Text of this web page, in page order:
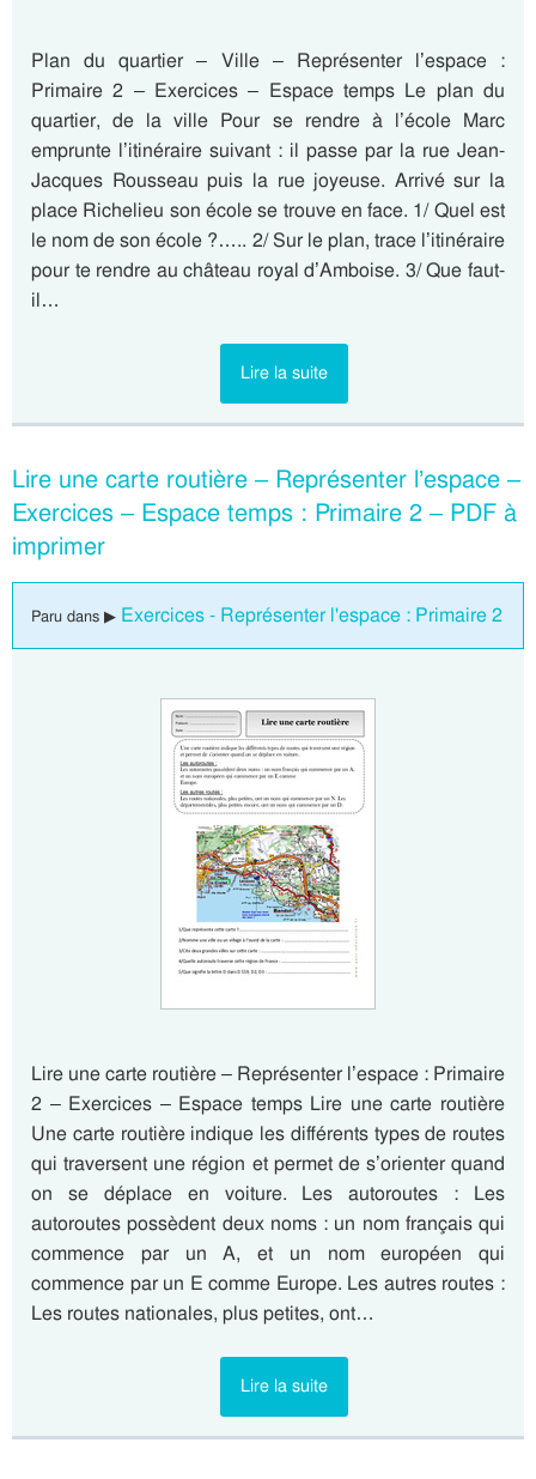
Plan du quartier – Ville – Représenter l’espace :
Primaire 2 – Exercices – Espace temps Le plan du
quartier, de la ville Pour se rendre à l’école Marc
emprunte l’itinéraire suivant : il passe par la rue Jean-
Jacques Rousseau puis la rue joyeuse. Arrivé sur la
place Richelieu son école se trouve en face. 1/ Quel est
le nom de son école ?….. 2/ Sur le plan, trace l’itinéraire
pour te rendre au château royal d’Amboise. 3/ Que faut-
il…
Lire la suite
Lire une carte routière – Représenter l’espace –
Exercices – Espace temps : Primaire 2 – PDF à
imprimer
Paru dans ▶ Exercices - Représenter l'espace : Primaire 2
Lire une carte routière – Représenter l’espace : Primaire
2 – Exercices – Espace temps Lire une carte routière
Une carte routière indique les différents types de routes
qui traversent une région et permet de s’orienter quand
on se déplace en voiture. Les autoroutes : Les
autoroutes possèdent deux noms : un nom français qui
commence par un A, et un nom européen qui
commence par un E comme Europe. Les autres routes :
Les routes nationales, plus petites, ont…
Lire la suite